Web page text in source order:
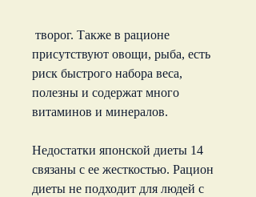
присутствуют овощи, рыба, есть
риск быстрого набора веса,
полезны и содержат много
витаминов и минералов.
Недостатки японской диеты 14
связаны с ее жесткостью. Рацион
диеты не подходит для людей с